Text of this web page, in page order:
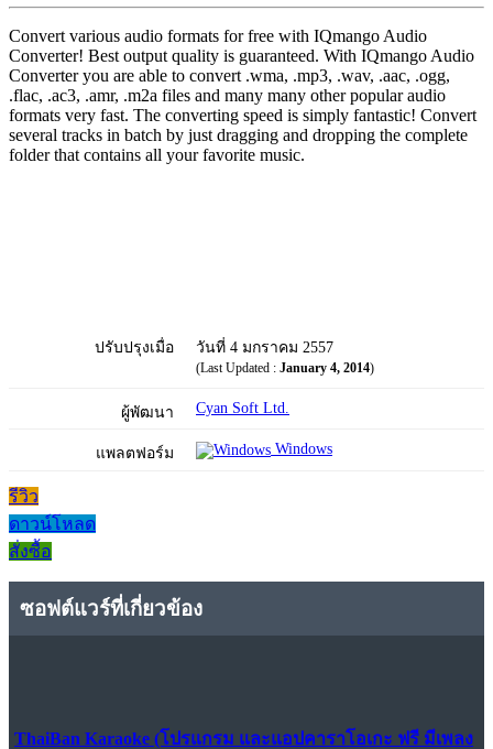
Convert various audio formats for free with IQmango Audio
Converter! Best output quality is guaranteed. With IQmango Audio
Converter you are able to convert .wma, .mp3, .wav, .aac, .ogg,
.flac, .ac3, .amr, .m2a files and many many other popular audio
formats very fast. The converting speed is simply fantastic! Convert
several tracks in batch by just dragging and dropping the complete
folder that contains all your favorite music.
ปรับปรุงเมื่อ วันที่ 4 มกราคม 2557
(Last Updated : January 4, 2014)
ผู้พัฒนา Cyan Soft Ltd.
แพลตฟอร์ม Windows
รีวิว
ดาวน์โหลด
สั่งซื้อ
ซอฟต์แวร์ที่เกี่ยวข้อง
ThaiBan Karaoke (โปรแกรม และแอปคาราโอเกะ ฟรี มีเพลง